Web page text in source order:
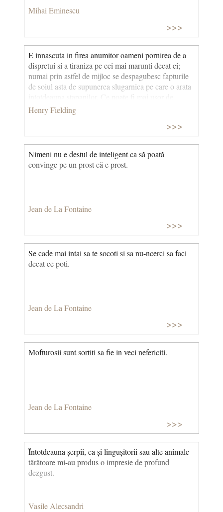
Mihai Eminescu
>>>
E innascuta in firea anumitor oameni pornirea de a
dispretui si a tiraniza pe cei mai marunti decat ei;
numai prin astfel de mijloc se despagubesc fapturile
de soiul asta de supunerea slugarnica pe care o arata
inteles, intr-adevar, decat ca lingusitorii si sclavii sa
impuna celor mai prejos decat ei exact tributul pe
Henry Fielding
>>>
Nimeni nu e destul de inteligent ca să poată
convinge pe un prost că e prost.
Jean de La Fontaine
>>>
Se cade mai intai sa te socoti si sa nu-ncerci sa faci
decat ce poti.
Jean de La Fontaine
>>>
Mofturosii sunt sortiti sa fie in veci nefericiti.
Jean de La Fontaine
>>>
Întotdeauna șerpii, ca și lingușitorii sau alte animale
târâtoare mi-au produs o impresie de profund
dezgust.
Vasile Alecsandri